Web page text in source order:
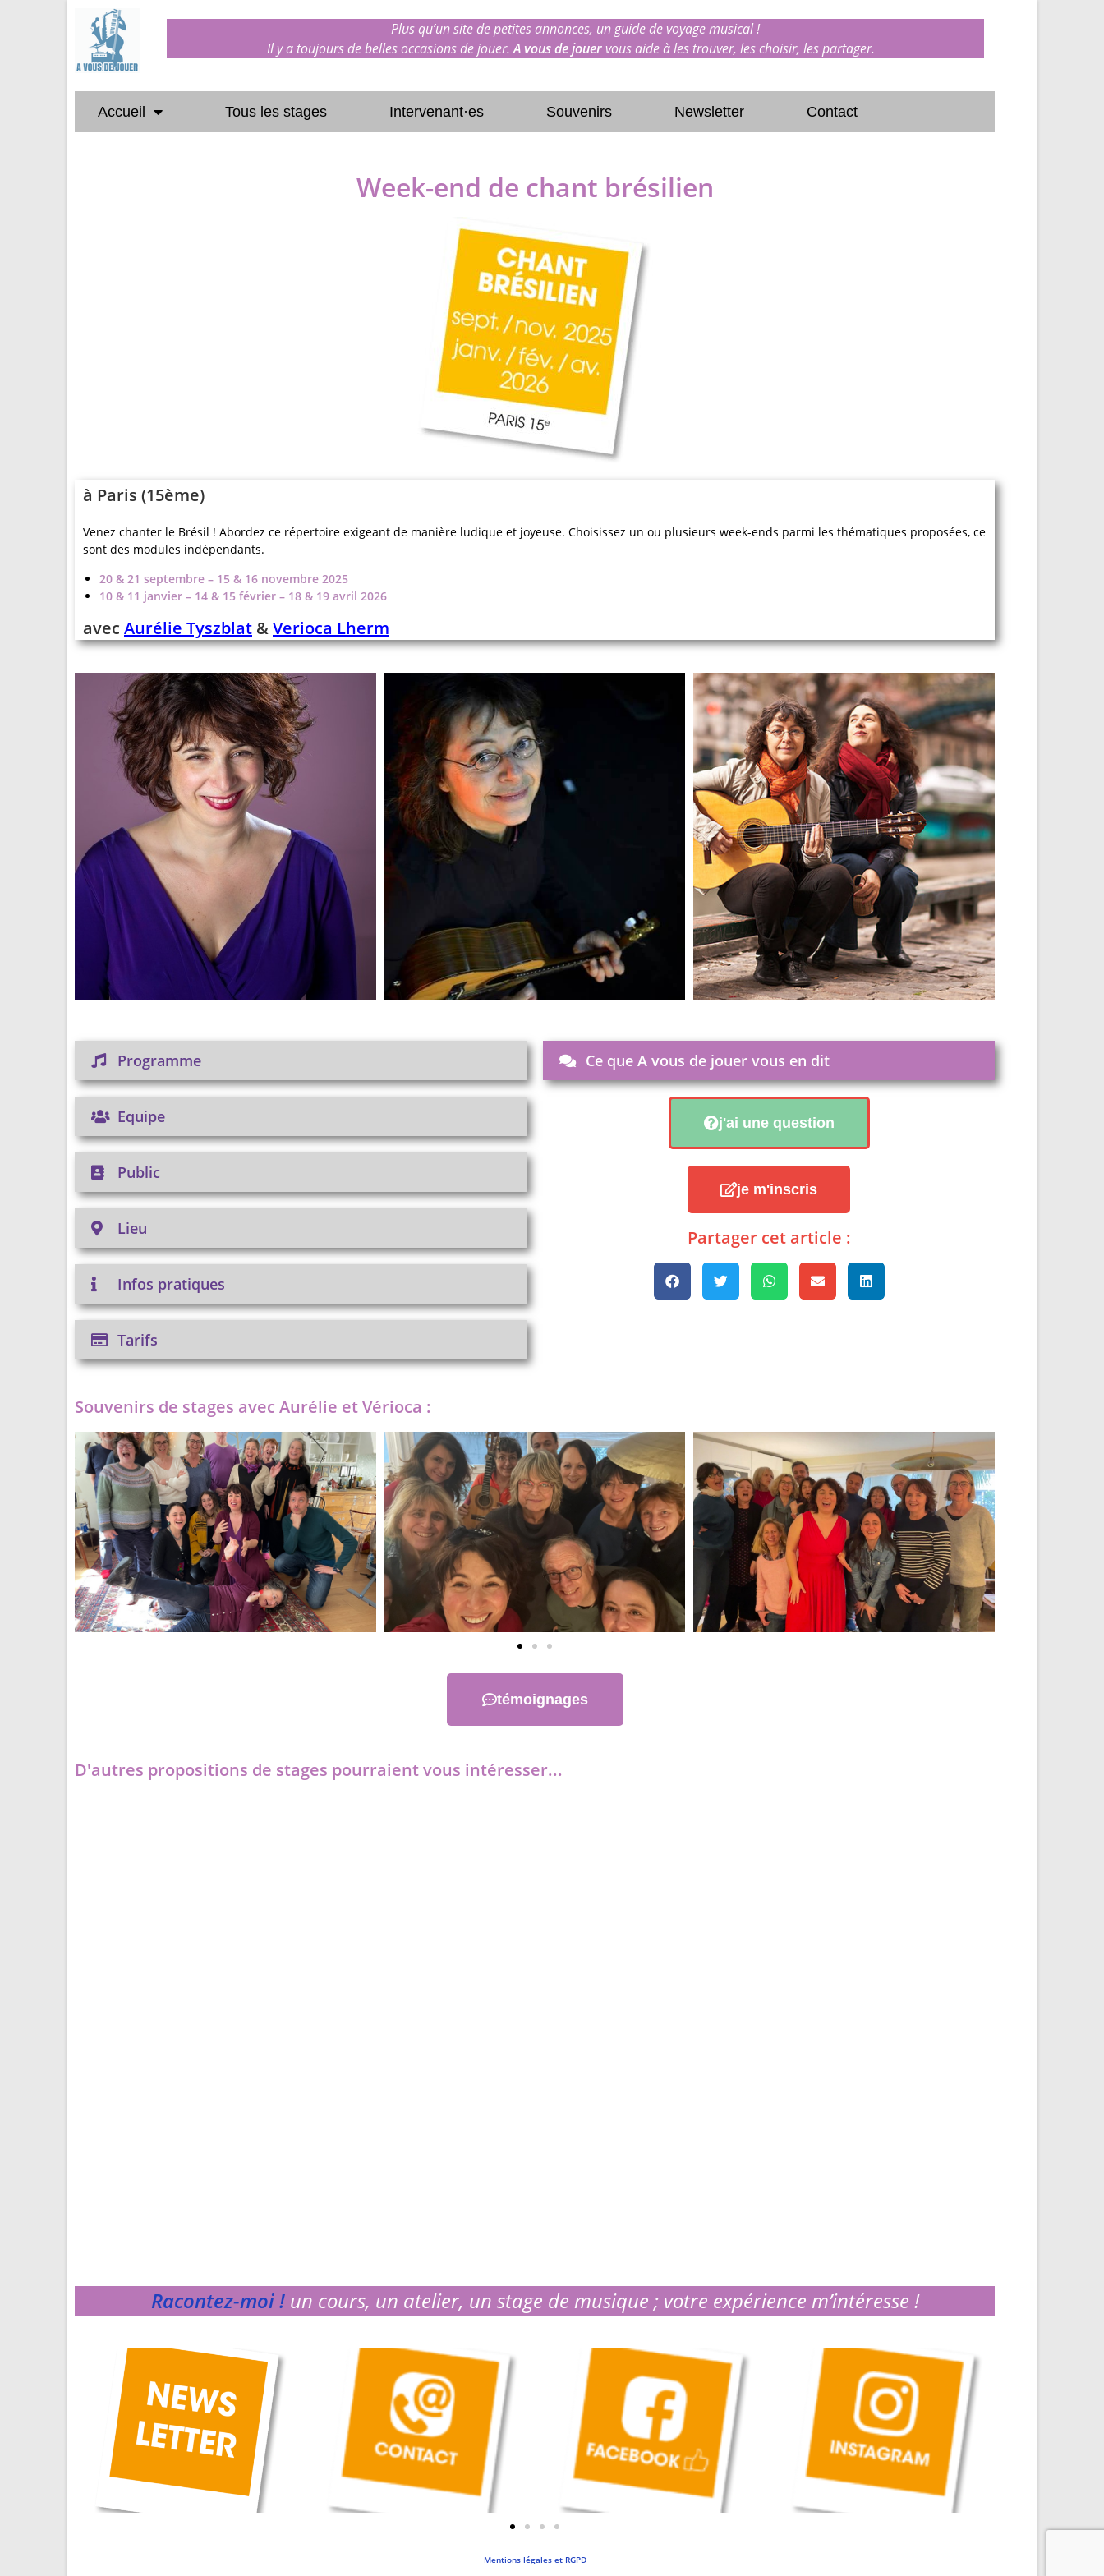
Plus qu’un site de petites annonces, un guide de voyage musical !
Il y a toujours de belles occasions de jouer.A vous de jouervous aide à les trouver, les choisir, les partager.
Accueil Tous les stages Intervenant·es Souvenirs Newsletter Contact
Week-end de chant brésilien
à Paris (15ème)
Venez chanter le Brésil ! Abordez ce répertoire exigeant de manière ludique et joyeuse. Choisissez un ou plusieurs week-ends parmi les thématiques proposées, ce
sont des modules indépendants.
20 & 21 septembre – 15 & 16 novembre 2025
10 & 11 janvier – 14 & 15 février – 18 & 19 avril 2026
avec Aurélie Tyszblat &Verioca Lherm
Programme
Equipe
Public
Lieu
Infos pratiques
Tarifs
Ce que A vous de jouer vous en dit
j'ai une question
je m'inscris
Partager cet article :
Souvenirs de stages avec Aurélie et Vérioca :
témoignages
D'autres propositions de stages pourraient vous intéresser...
Racontez-moi ! un cours, un atelier, un stage de musique ; votre expérience m’intéresse !
Mentions légales et RGPD